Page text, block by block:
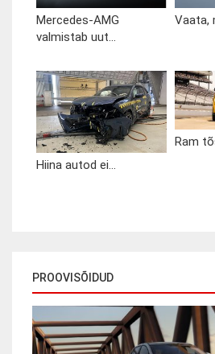
Mercedes-AMG
valmistab uut...
Vaata,
Hiina autod ei...
Ram
PROOVISÕIDUD